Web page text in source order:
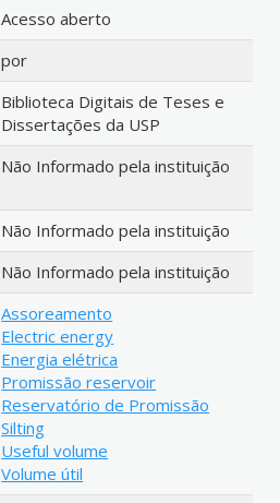
Acesso aberto
por
Biblioteca Digitais de Teses e
Dissertações da USP
Não Informado pela instituição
Não Informado pela instituição
Não Informado pela instituição
Assoreamento
Electric energy
Energia elétrica
Promissão reservoir
Reservatório de Promissão
Silting
Useful volume
Volume útil